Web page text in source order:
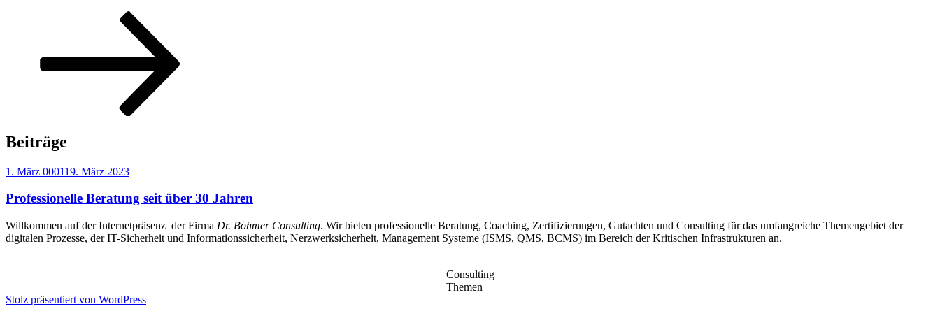
Beiträge
Veröffentlicht
1. März 000119. März 2023
Professionelle Beratung seit über 30 Jahren
Willkommen auf der Internetpräsenz der Firma Dr. Böhmer Consulting. Wir bieten professionelle Beratung, Coaching, Zertifizierungen, Gutachten und Consulting für das umfangreiche Themengebiet der
digitalen Prozesse, der IT-Sicherheit und Informationssicherheit, Nerzwerksicherheit, Management Systeme (ISMS, QMS, BCMS) im Bereich der Kritischen Infrastrukturen an.
Consulting
Themen
Stolz präsentiert von WordPress